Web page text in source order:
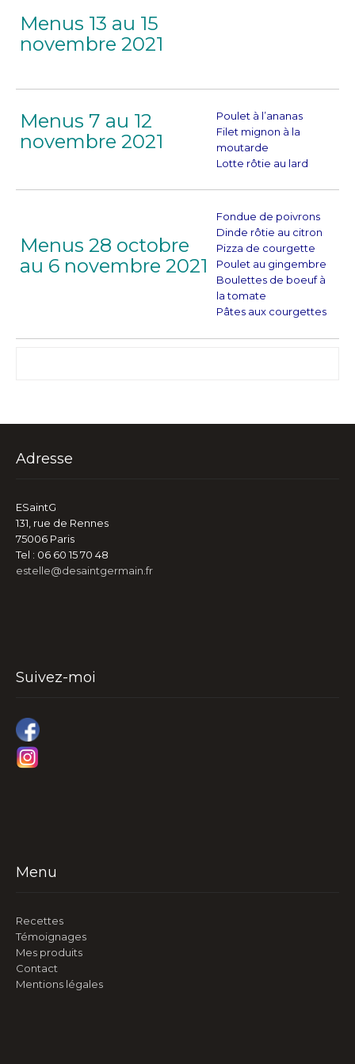
Menus 13 au 15
novembre 2021
Menus 7 au 12
novembre 2021
Poulet à l’ananas
Filet mignon à la
moutarde
Lotte rôtie au lard
Menus 28 octobre
au 6 novembre 2021
Fondue de poivrons
Dinde rôtie au citron
Pizza de courgette
Poulet au gingembre
Boulettes de boeuf à
la tomate
Pâtes aux courgettes
Adresse
ESaintG
131, rue de Rennes
75006 Paris
Tel : 06 60 15 70 48
estelle@desaintgermain.fr
Suivez-moi
Menu
Recettes
Témoignages
Mes produits
Contact
Mentions légales